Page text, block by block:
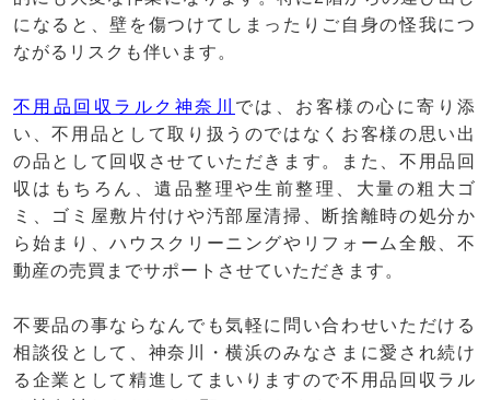
になると、壁を傷つけてしまったりご自身の怪我につ
ながるリスクも伴います。
不用品回収ラルク神奈川 では、お客様の心に寄り添
い、不用品として取り扱うのではなくお客様の思い出
の品として回収させていただきます。また、不用品回
収はもちろん、遺品整理や生前整理、大量の粗大ゴ
ミ、ゴミ屋敷片付けや汚部屋清掃、断捨離時の処分か
ら始まり、ハウスクリーニングやリフォーム全般、不
動産の売買までサポートさせていただきます。
不要品の事ならなんでも気軽に問い合わせいただける
相談役として、神奈川・横浜のみなさまに愛され続け
る企業として精進してまいりますので不用品回収ラル